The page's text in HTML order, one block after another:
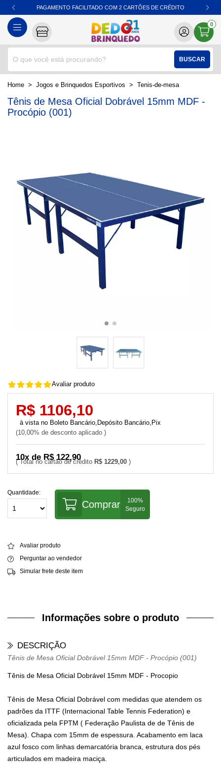
BUSCAR
0
PAGAMENTO FACILITADO COM 2 CARTÕES DE CRÉDITO
home Jogos e Brinquedos Esportivos tenis-de-mesa
Tênis de Mesa Oficial Dobrável 15mm MDF -
Procópio (001)
Avaliar produto
R$ 1229,00
10x de R$ 122,90
R$ 1106,10
10,00% de desconto aplicado
Boleto Bancário,Depósito Bancário,Pix
Quantidade:
Comprar
Avaliar produto
Perguntar ao vendedor
Simular frete deste item
Informações sobre o produto
DESCRIÇÃO
Tênis de Mesa Oficial Dobrável 15mm MDF - Procópio (001)
Tênis de Mesa Oficial Dobrável 15mm MDF - Procopio
Tênis de Mesa Oficial Dobrável com medidas que atendem os
padrões da ITTF (Internacional Table Tennis Federation) e
oficializada pela FPTM ( Federação Paulista de de Tênis de
Mesa). Chapa com 15mm de espessura. Acabamento em laca
azul fosco com linhas demarcatória branca, estrutura dos pés
articulados em madeira maciça.